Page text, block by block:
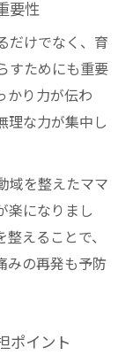
要性
だけでなく、育
すためにも重要
かり力が伝わ
理な力が集中し
域を整えたママ
楽になりまし
えることで、
みの再発も予防
ポイント